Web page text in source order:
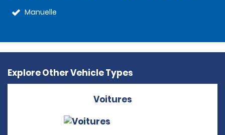
Manuelle
Explore Other Vehicle Types
Voitures